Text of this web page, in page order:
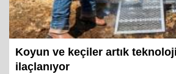
Koyun ve keçiler artık
ilaçlanıyor